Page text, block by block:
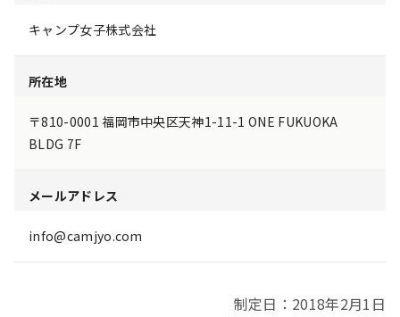
キャンプ女子株式会社
所在地
〒810-0001 福岡市中央区天神1-11-1 ONE FUKUOKA
BLDG 7F
メールアドレス
info@camjyo.com
制定日：2018年2月1日